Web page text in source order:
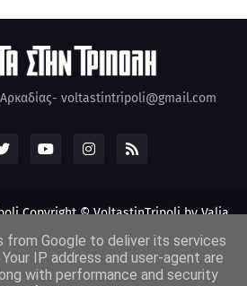
voltastintripoli@gmail.com
Copyright © VoltastinTripoli by Valia
from Google to deliver its services
IP address and user-agent are
with performance and security